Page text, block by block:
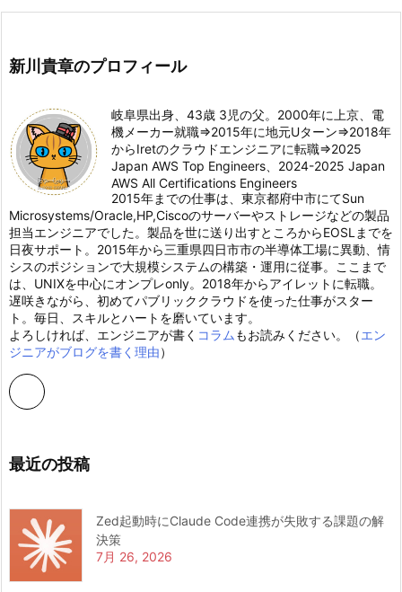
新川貴章のプロフィール
岐阜県出身、43歳 3児の父。2000年に上京、電
機メーカー就職⇒2015年に地元Uターン⇒2018年
からIretのクラウドエンジニアに転職⇒2025
Japan AWS Top Engineers、2024-2025 Japan
AWS All Certifications Engineers
2015年までの仕事は、東京都府中市にてSun
Microsystems/Oracle,HP,Ciscoのサーバーやストレージなどの製品
担当エンジニアでした。製品を世に送り出すところからEOSLまでを
日夜サポート。2015年から三重県四日市市の半導体工場に異動、情
シスのポジションで大規模システムの構築・運用に従事。ここまで
は、UNIXを中心にオンプレonly。2018年からアイレットに転職。
遅咲きながら、初めてパブリッククラウドを使った仕事がスター
ト。毎日、スキルとハートを磨いています。
よろしければ、エンジニアが書く コラム もお読みください。（エン
ジニアがブログを書く理由）
最近の投稿
Zed起動時にClaude Code連携が失敗する課題の解
決策
7月 26, 2026